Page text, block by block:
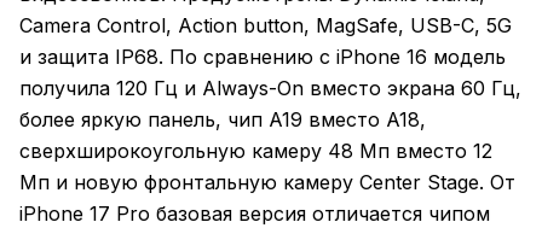
Camera Control, Action button, MagSafe, USB-C, 5G
и защита IP68. По сравнению с iPhone 16 модель
получила 120 Гц и Always-On вместо экрана 60 Гц,
более яркую панель, чип A19 вместо A18,
сверхширокоугольную камеру 48 Мп вместо 12
Мп и новую фронтальную камеру Center Stage. От
iPhone 17 Pro базовая версия отличается чипом